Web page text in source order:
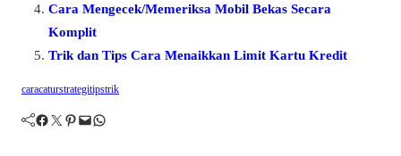
Cara Mengecek/Memeriksa Mobil Bekas Secara
Komplit
Trik dan Tips Cara Menaikkan Limit Kartu Kredit
caracaturstrategitipstrik
Facebook Twitter Pinterest Mail WhatsApp